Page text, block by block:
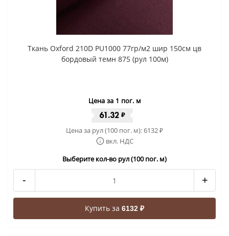
Ткань Oxford 210D PU1000 77гр/м2 шир 150см цв
бордовый темн 875 (рул 100м)
Цена за 1 пог. м
61.32 ₽
Цена за рул (100 пог. м):6132₽
вкл. НДС
Выберите кол-во рул (100 пог. м)
- +
Купить за 6132 ₽